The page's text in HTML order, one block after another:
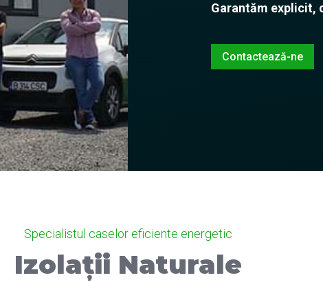
Garantăm explicit,
Contactează-ne
Specialistul caselor eficiente energetic
Izolații Naturale